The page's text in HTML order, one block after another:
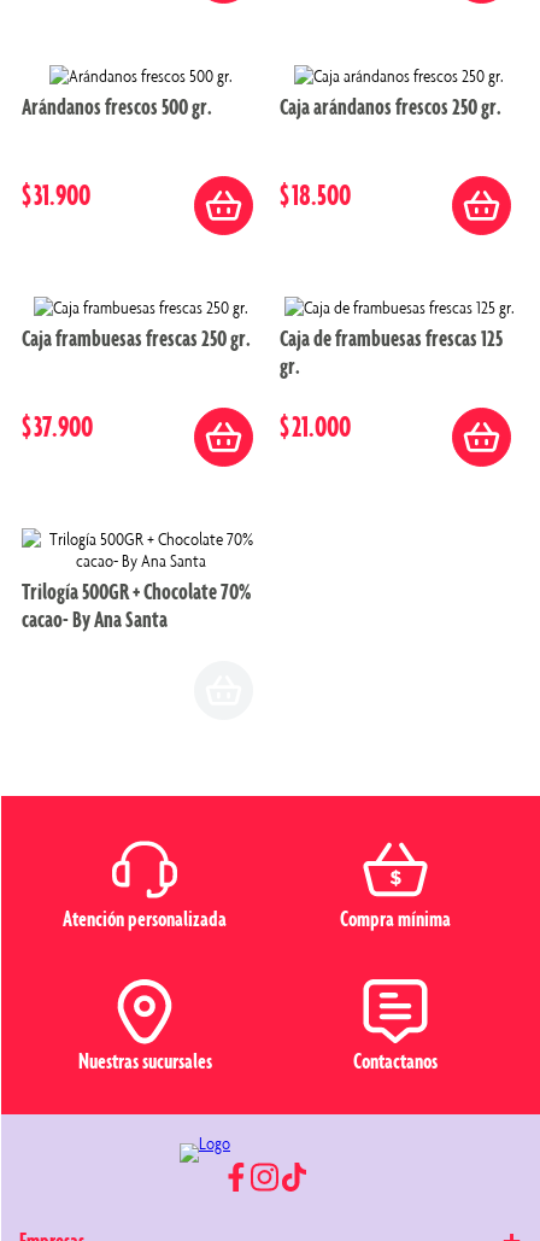
Arándanos frescos 500 gr.
$31.900
Caja arándanos frescos 250 gr.
$18.500
Caja frambuesas frescas 250 gr.
$37.900
Caja de frambuesas frescas 125
gr.
$21.000
Trilogía 500GR + Chocolate 70%
cacao- By Ana Santa
Atención personalizada Compra mínima
Nuestras sucursales Contactanos